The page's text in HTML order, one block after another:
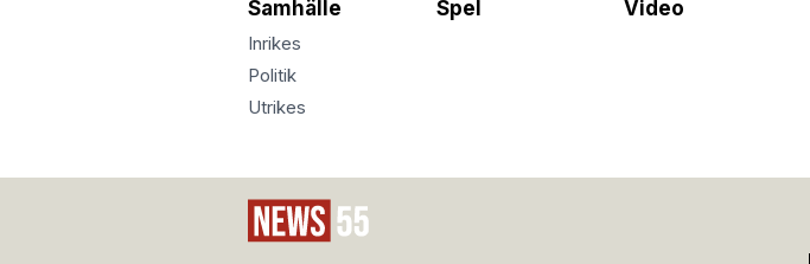
Samhälle
Inrikes
Politik
Utrikes
Spel Video